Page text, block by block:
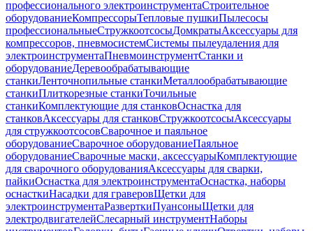
профессионального электроинструментаСтроительное
оборудованиеКомпрессорыТепловые пушкиПылесосы
профессиональныеСтружкоотсосыДомкратыАксессуары для
компрессоров, пневмосистемСистемы пылеудаления для
электроинструментаПневмоинструментСтанки и
оборудованиеДеревообрабатывающие
станкиЛенточнопильные станкиМеталлообрабатывающие
станкиПлиткорезные станкиТочильные
станкиКомплектующие для станковОснастка для
станковАксессуары для станковСтружкоотсосыАксессуары
для стружкоотсосовСварочное и паяльное
оборудованиеСварочное оборудованиеПаяльное
оборудованиеСварочные маски, аксессуарыКомплектующие
для сварочного оборудованияАксессуары для сварки,
пайкиОснастка для электроинструментаОснастка, наборы
оснасткиНасадки для граверовЩетки для
электроинструментаРазверткиПуансоныЩетки для
электродвигателейСлесарный инструментНаборы